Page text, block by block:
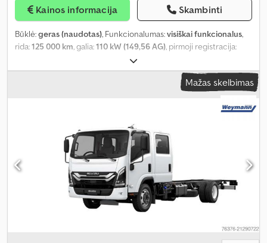
Kainos informacija Skambinti
Būklė:geras (naudotas), Funkcionalumas:visiškai funkcionalus,
rida:125 000 km , galia:110 kW (149,56 AG) , pirmoji registracija:
, spalva:
Gamybos metai:2011, Įranga:ABS, oro kondicionavimas,
Mažas skelbimas